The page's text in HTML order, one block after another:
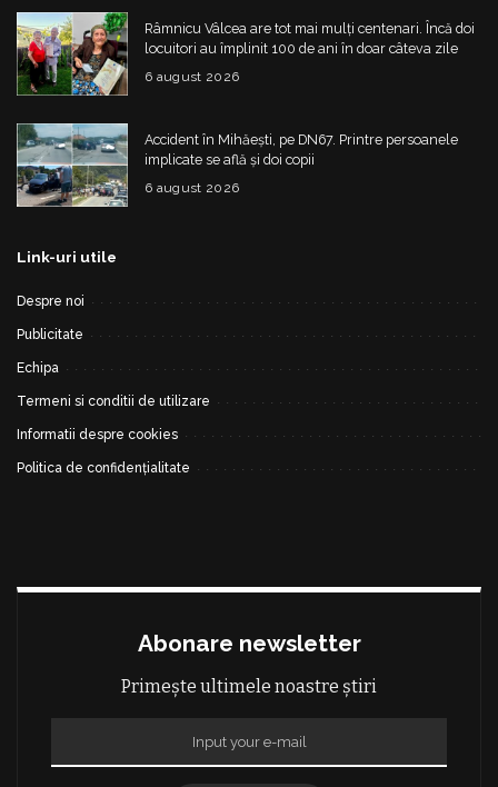
Râmnicu Vâlcea are tot mai mulți centenari. Încă doi
locuitori au împlinit 100 de ani în doar câteva zile
6 august 2026
Accident în Mihăești, pe DN67. Printre persoanele
implicate se află și doi copii
6 august 2026
Link-uri utile
Despre noi
Publicitate
Echipa
Termeni si conditii de utilizare
Informatii despre cookies
Politica de confidențialitate
Abonare newsletter
Primește ultimele noastre știri